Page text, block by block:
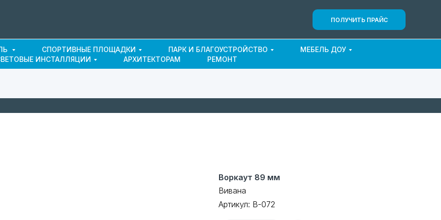
ПОЛУЧИТЬ ПРАЙС
СПОРТИВНЫЕ ПЛОЩАДКИ ПАРК И БЛАГОУСТРОЙСТВО
МЕБЕЛЬ ДОУ
ИНСТАЛЛЯЦИИ
АРХИТЕКТОРАМ РЕМОНТ
Воркаут 89 мм
Вивана
Артикул: В-072